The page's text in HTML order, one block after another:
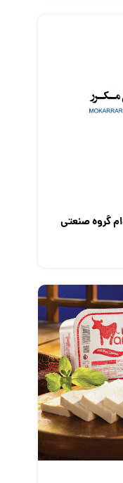
گروه صنعتی